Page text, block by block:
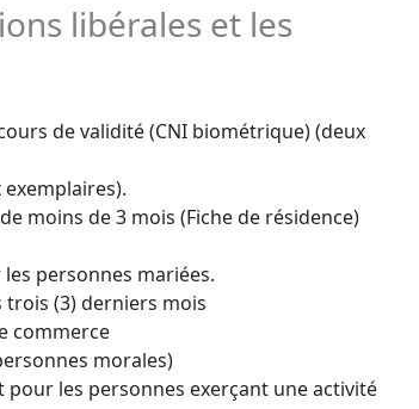
libérales et les
de validité (CNI biométrique) (deux
moins de 3 mois (Fiche de résidence)
personnes mariées.
trois (3) derniers mois
commerce
morales)
pour les personnes exerçant une activité